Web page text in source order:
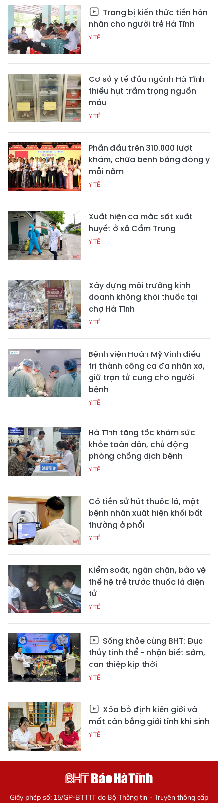
Trang bị kiến thức tiền hôn
nhân cho người trẻ Hà Tĩnh
Y TẾ
Cơ sở y tế đầu ngành Hà Tĩnh
thiếu hụt trầm trọng nguồn
máu
Y TẾ
Phấn đấu trên 310.000 lượt
khám, chữa bệnh bằng đông y
mỗi năm
Y TẾ
Xuất hiện ca mắc sốt xuất
huyết ở xã Cẩm Trung
Y TẾ
Xây dựng môi trường kinh
doanh không khói thuốc tại
chợ Hà Tĩnh
Y TẾ
Bệnh viện Hoàn Mỹ Vinh điều
trị thành công ca đa nhân xơ,
giữ trọn tử cung cho người
bệnh
Y TẾ
Hà Tĩnh tăng tốc khám sức
khỏe toàn dân, chủ động
phòng chống dịch bệnh
Y TẾ
Có tiền sử hút thuốc lá, một
bệnh nhân xuất hiện khối bất
thường ở phổi
Y TẾ
Kiểm soát, ngăn chặn, bảo vệ
thế hệ trẻ trước thuốc lá điện
tử
Y TẾ
Sống khỏe cùng BHT: Đục
thủy tinh thể - nhận biết sớm,
can thiệp kịp thời
Y TẾ
Xóa bỏ định kiến giới và
mất cân bằng giới tính khi sinh
Y TẾ
Giấy phép số: 15/GP-BTTTT do Bộ Thông tin - Truyền thông cấp